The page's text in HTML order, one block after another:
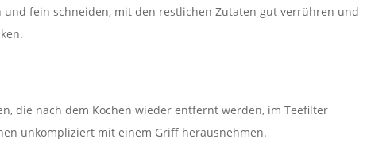
und fein schneiden, mit den restlichen Zutaten gut verrühren und
die nach dem Kochen wieder entfernt werden, im Teefilter
unkompliziert mit einem Griff herausnehmen.